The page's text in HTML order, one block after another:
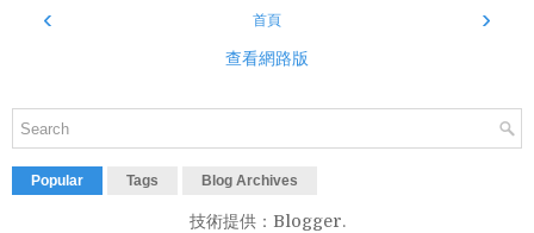
‹ ›
首頁
查看網路版
Popular Tags Blog Archives
技術提供： Blogger.